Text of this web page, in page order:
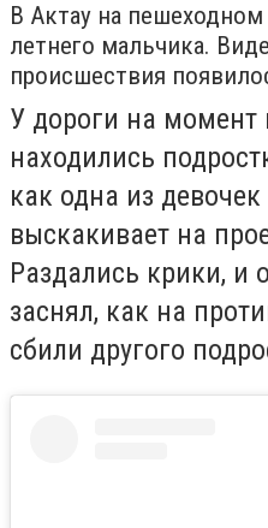
В Актау на пешеходном
летнего мальчика.
происшествия
У дороги на момент
находились
как одна из
выскакивает на
Раздались крики, и
заснял, как на
сбили другого